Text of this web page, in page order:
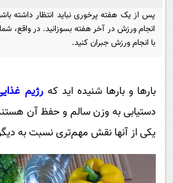
سفر و تفریح
علمی
گوناگون
مجله تصویری
ورزش
سیاست
سرگرمی
فناوری
خواندنی ها و
داستان کوتاه
پیامک
روانشناسی
آموزش زبان
پس از یک هفته پرخوری نباید انتظار داشته
انجام ورزش در آخر هفته بسوزانید. در واقع،
با انجام ورزش جبران کنید.
بارها و بارها شنیده اید کهرژیم
دستیابی به وزن سالم و حفظ آن
یکی از آنها نقش مهم‌تری نسبت به